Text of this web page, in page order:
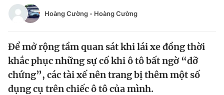
Chào ngày mới Tin 24h
Tin thị trường Tin 360
Video Magazine
Tin đã xem
Hoàng Cường - Hoàng Cường
Để mở rộng tầm quan sát khi lái xe đồng thời
khắc phục những sự cố khi ô tô bất ngờ “dỡ
chứng”, các tài xế nên trang bị thêm một số
dụng cụ trên chiếc ô tô của mình.